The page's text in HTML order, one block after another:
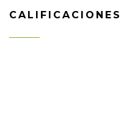
CALIFICACIONES